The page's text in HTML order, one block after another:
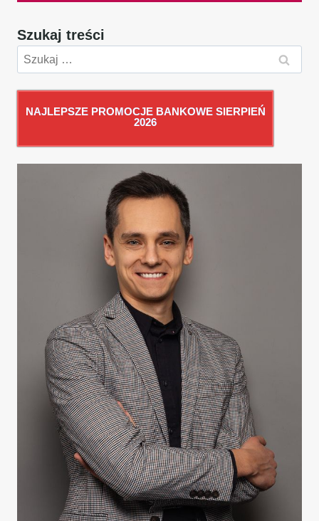
Szukaj treści
Szukaj:
NAJLEPSZE PROMOCJE BANKOWE SIERPIEŃ
2026